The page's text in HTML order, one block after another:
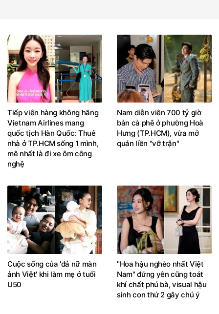
Tiếp viên hàng không hãng
Vietnam Airlines mang
quốc tịch Hàn Quốc: Thuê
nhà ở TP.HCM sống 1 mình,
mê nhất là đi xe ôm công
nghệ
Nam diễn viên 700 tỷ giờ
bán cà phê ở phường Hoà
Hưng (TP.HCM), vừa mở
quán liền "vỡ trận"
Cuộc sống của 'đả nữ màn
ảnh Việt' khi làm mẹ ở tuổi
U50
"Hoa hậu nghèo nhất Việt
Nam" đứng yên cũng toát
khí chất phú bà, visual hậu
sinh con thứ 2 gây chú ý